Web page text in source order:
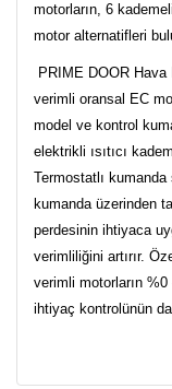
motorların, 6
motor alternatifleri
PRIME DOOR
verimli oransal EC
model ve kontrol
elektrikli ısıtıcı
Termostatlı
kumanda üzerinden
perdesinin ihtiyaca
verimliliğini artırır.
verimli motorların %0
ihtiyaç kontrolünün